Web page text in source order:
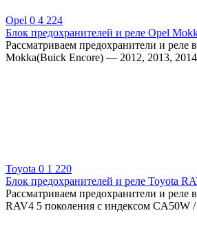
Opel 0 4 224
Блок предохранителей и реле Opel
Рассматриваем предохранители и реле
Mokka(Buick Encore) — 2012, 2013,
Toyota 0 1 220
Блок предохранителей и реле Toyota
Рассматриваем предохранители и реле
RAV4 5 поколения с индексом CA50W /